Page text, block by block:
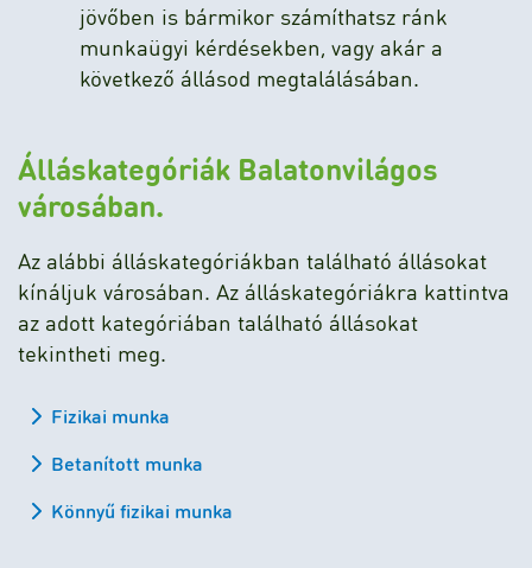
jövőben is bármikor számíthatsz ránk
munkaügyi kérdésekben, vagy akár a
következő állásod megtalálásában.
Álláskategóriák Balatonvilágos
városában.
Az alábbi álláskategóriákban található állásokat
kínáljuk városában. Az álláskategóriákra kattintva
az adott kategóriában található állásokat
tekintheti meg.
Fizikai munka
Betanított munka
Könnyű fizikai munka